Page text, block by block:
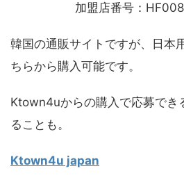
加盟店番号：
韓国の通販サイトですが、日本
ちらから購入可能です。
Ktown4uからの購入で応募でき
ることも。
Ktown4u japan